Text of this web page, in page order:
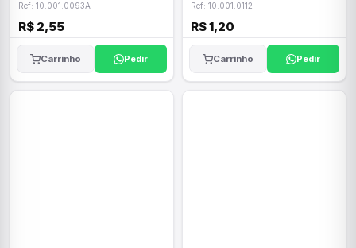
Ref: 10.001.0093A
R$ 2,55
Carrinho Pedir
Ref: 10.001.0112
R$ 1,20
Carrinho Pedir